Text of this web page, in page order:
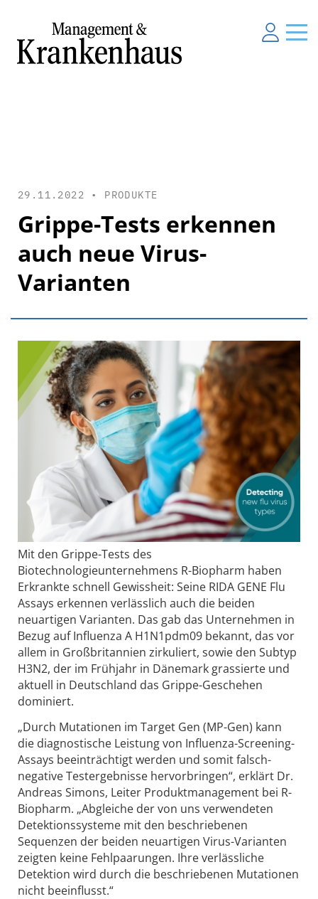
29.11.2022 • PRODUKTE
Grippe-Tests erkennen
auch neue Virus-
Varianten
Mit den Grippe-Tests des
Biotechnologieunternehmens R-Biopharm haben
Erkrankte schnell Gewissheit: Seine RIDA GENE Flu
Assays erkennen verlässlich auch die beiden
neuartigen Varianten. Das gab das Unternehmen in
Bezug auf Influenza A H1N1pdm09 bekannt, das vor
allem in Großbritannien zirkuliert, sowie den Subtyp
H3N2, der im Frühjahr in Dänemark grassierte und
aktuell in Deutschland das Grippe-Geschehen
dominiert.
„Durch Mutationen im Target Gen (MP-Gen) kann
die diagnostische Leistung von Influenza-Screening-
Assays beeinträchtigt werden und somit falsch-
negative Testergebnisse hervorbringen“, erklärt Dr.
Andreas Simons, Leiter Produktmanagement bei R-
Biopharm. „Abgleiche der von uns verwendeten
Detektionssysteme mit den beschriebenen
Sequenzen der beiden neuartigen Virus-Varianten
zeigten keine Fehlpaarungen. Ihre verlässliche
Detektion wird durch die beschriebenen Mutationen
nicht beeinflusst.“